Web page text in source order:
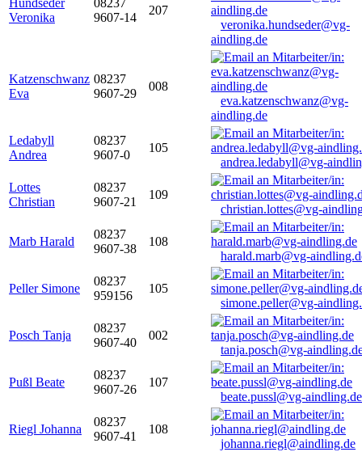
Hundseder
Veronika
08237
9607-14
207
veronika.hundseder@vg-
aindling.de
Katzenschwanz
Eva
08237
9607-29
008
eva.katzenschwanz@vg-
aindling.de
Ledabyll
Andrea
08237
9607-0
105
andrea.ledabyll@vg-
Lottes
Christian
08237
9607-21
109
christian.lottes@vg-
Marb Harald
08237
9607-38
108
harald.marb@vg-
Peller Simone
08237
959156
105
simone.peller@vg-
Posch Tanja
08237
9607-40
002
tanja.posch@vg-
Pußl Beate
08237
9607-26
107
beate.pussl@vg-aindling.de
Riegl Johanna
08237
9607-41
108
johanna.riegl@aindling.de